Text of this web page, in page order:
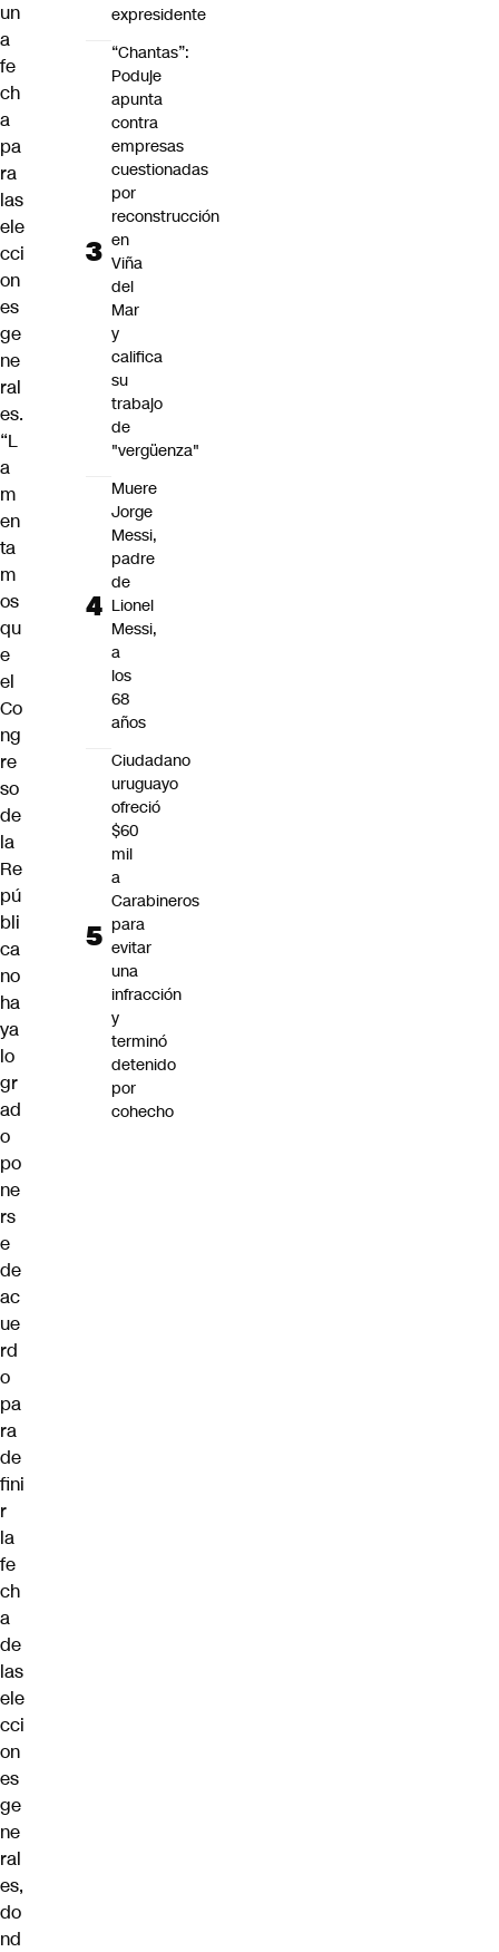
un
a
fe
ch
a
pa
ra
las
ele
cci
on
es
ge
ne
ral
es.
“L
a
m
en
ta
m
os
qu
e
el
Co
ng
re
so
de
la
Re
pú
bli
ca
no
ha
ya
lo
gr
ad
o
po
ne
rs
e
de
ac
ue
rd
o
pa
ra
de
fini
r
la
fe
ch
a
de
las
ele
cci
on
es
ge
ne
ral
es,
do
nd
expresidente
“Chantas”:
Poduje
apunta
contra
empresas
cuestionadas
por
reconstrucción
en
Viña
del
Mar
y
califica
su
trabajo
de
"vergüenza"
Muere
Jorge
Messi,
padre
de
Lionel
Messi,
a
los
68
años
Ciudadano
uruguayo
ofreció
$60
mil
a
Carabineros
para
evitar
una
infracción
y
terminó
detenido
por
cohecho